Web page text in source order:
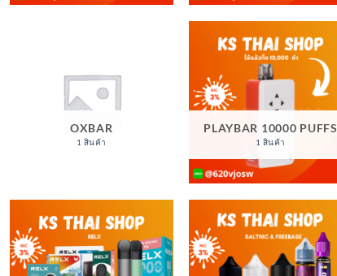
OXBAR
1 สินค้า
PLAYBAR 10000 PUFFS
1 สินค้า